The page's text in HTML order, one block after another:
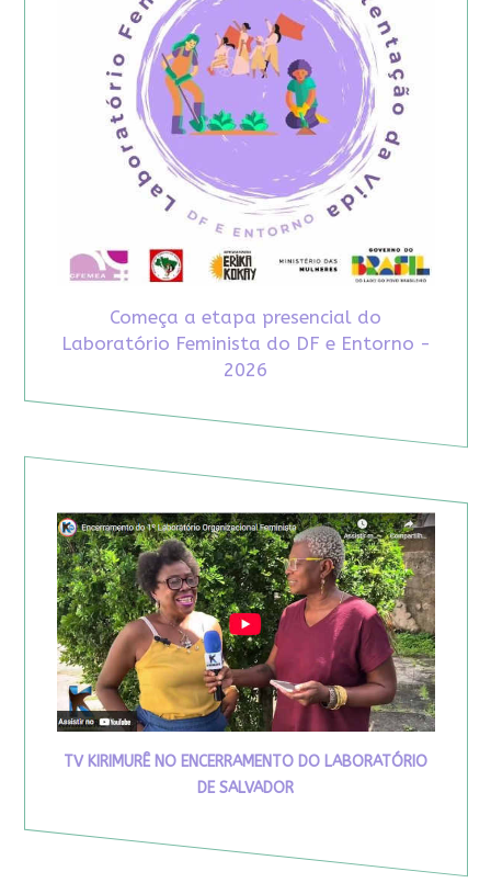
Começa a etapa presencial do
Laboratório Feminista do DF e Entorno -
2026
TV KIRIMURÊ NO ENCERRAMENTO DO LABORATÓRIO
DE SALVADOR